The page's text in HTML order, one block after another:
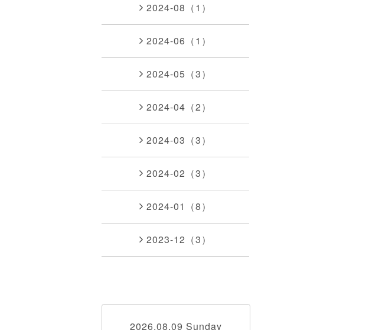
2024-08（1）
2024-06（1）
2024-05（3）
2024-04（2）
2024-03（3）
2024-02（3）
2024-01（8）
2023-12（3）
2026.08.09 Sunday